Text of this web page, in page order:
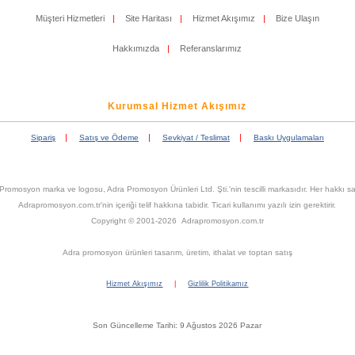
Müşteri Hizmetleri | Site Haritası | Hizmet Akışımız | Bize Ulaşın
Hakkımızda | Referanslarımız
Kurumsal Hizmet Akışımız
Sipariş | Satış ve Ödeme | Sevkiyat / Teslimat | Baskı Uygulamaları
marka ve logosu, Adra Promosyon Ürünleri Ltd. Şti.'nin tescilli markasıdır. Her hakkı
Adrapromosyon.com.tr'nin içeriği telif hakkına tabidir. Ticari kullanımı yazılı izin gerektirir.
Copyright © 2001-2026 Adrapromosyon.com.tr
Adra promosyon ürünleri tasarım, üretim, ithalat ve toptan satış
Hizmet Akışımız Gizlilik Politikamız
Son Güncelleme Tarihi: 9 Ağustos 2026 Pazar